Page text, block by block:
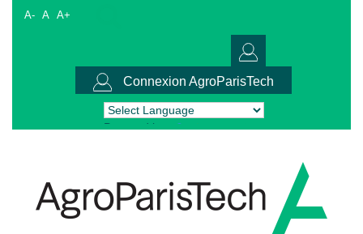
A- A A+
Connexion AgroParisTech
Powered by Translate